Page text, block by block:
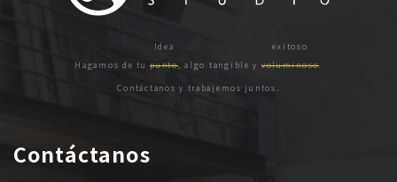
Hagamos de tupunto, algo tangible y voluminoso
Contáctanos y trabajemos juntos.
Contáctanos